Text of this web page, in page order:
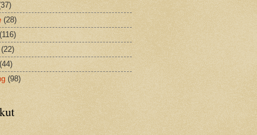
(28)
(116)
(22)
(44)
(98)